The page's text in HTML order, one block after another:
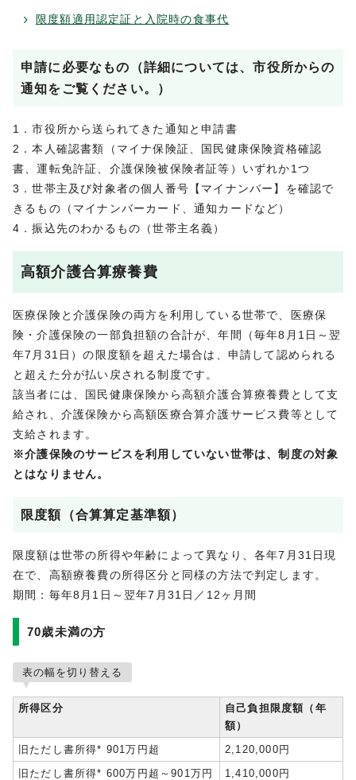
限度額適用認定証と入院時の食事代
申請に必要なもの（詳細については、市役所からの
通知をご覧ください。）
1．市役所から送られてきた通知と申請書
2．本人確認書類（マイナ保険証、国民健康保険資格確認
書、運転免許証、介護保険被保険者証等）いずれか1つ
3．世帯主及び対象者の個人番号【マイナンバー】を確認で
きるもの（マイナンバーカード、通知カードなど）
4．振込先のわかるもの（世帯主名義）
高額介護合算療養費
医療保険と介護保険の両方を利用している世帯で、医療保
険・介護保険の一部負担額の合計が、年間（毎年8月1日～翌
年7月31日）の限度額を超えた場合は、申請して認められる
と超えた分が払い戻される制度です。
該当者には、国民健康保険から高額介護合算療養費として支
給され、介護保険から高額医療合算介護サービス費等として
支給されます。
※介護保険のサービスを利用していない世帯は、制度の対象
とはなりません。
限度額（合算算定基準額）
限度額は世帯の所得や年齢によって異なり、各年7月31日現
在で、高額療養費の所得区分と同様の方法で判定します。
期間：毎年8月1日～翌年7月31日／12ヶ月間
70歳未満の方
表の幅を切り替える
所得区分
自己負担限度額（年
額）
旧ただし書所得* 901万円超
2,120,000円
旧ただし書所得* 600万円超～901万円
1,410,000円